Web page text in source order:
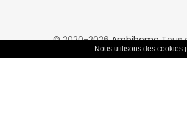
© 2020-2026AmbihomeTous
Nous utilisons des cookies